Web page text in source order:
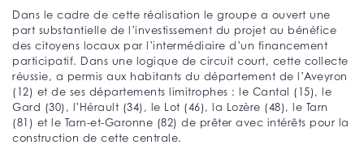
Dans le cadre de cette réalisation le groupe a ouvert une
part substantielle de l’investissement du projet au bénéfice
des citoyens locaux par l’intermédiaire d’un financement
participatif. Dans une logique de circuit court, cette collecte
réussie, a permis aux habitants du département de l’Aveyron
(12) et de ses départements limitrophes : le Cantal (15), le
Gard (30), l’Hérault (34), le Lot (46), la Lozère (48), le Tarn
(81) et le Tarn-et-Garonne (82) de prêter avec intérêts pour la
construction de cette centrale.